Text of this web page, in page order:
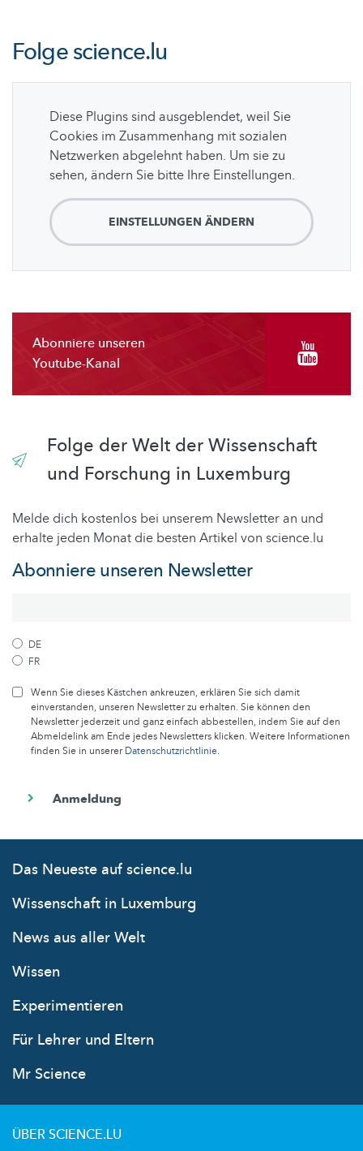
Folgescience.lu
Diese Plugins sind ausgeblendet, weil Sie
Cookies im Zusammenhang mit sozialen
Netzwerken abgelehnt haben. Um sie zu
sehen, ändern Sie bitte Ihre Einstellungen.
EINSTELLUNGEN ÄNDERN
Abonniere unseren
Youtube-Kanal
Folge der Welt der Wissenschaft
und Forschung in Luxemburg
Melde dich kostenlos bei unserem Newsletter an und
erhalte jeden Monat die besten Artikel von science.lu
Abonniere unseren Newsletter
DE
FR
Wenn Sie dieses Kästchen ankreuzen, erklären Sie sich damit
einverstanden, unseren Newsletter zu erhalten. Sie können den
Newsletter jederzeit und ganz einfach abbestellen, indem Sie auf den
Abmeldelink am Ende jedes Newsletters klicken. Weitere Informationen
finden Sie in unsererDatenschutzrichtlinie.
Das Neueste auf science.lu
Wissenschaft in Luxemburg
News aus aller Welt
Wissen
Experimentieren
Für Lehrer und Eltern
Mr Science
ÜBER SCIENCE.LU